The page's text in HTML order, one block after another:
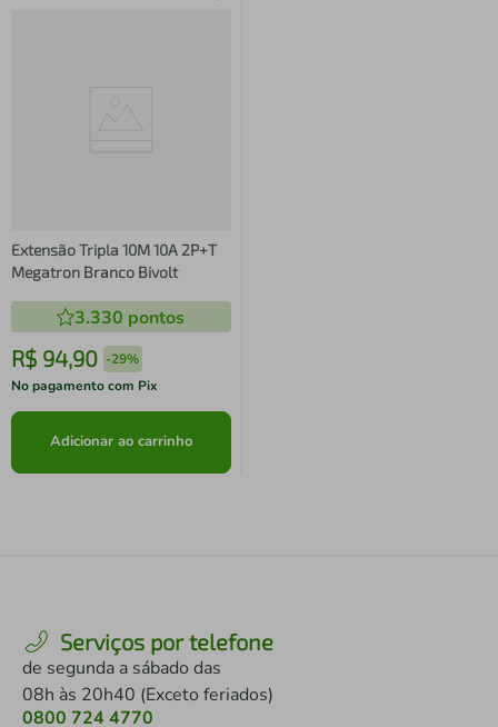
Extensão Tripla 10M 10A 2P+T
Megatron Branco Bivolt
3.330 pontos
R$ 94,90 -29%
No pagamento com Pix
Adicionar ao carrinho
Serviços por telefone
de segunda a sábado das
08h às 20h40 (Exceto feriados)
0800 724 4770